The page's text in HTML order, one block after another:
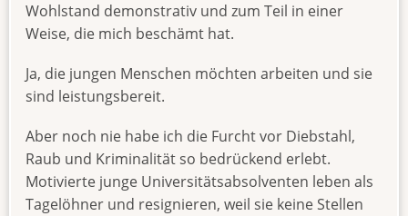
Wohlstand demonstrativ und zum Teil in einer
Weise, die mich beschämt hat.
Ja, die jungen Menschen möchten arbeiten und sie
sind leistungsbereit.
Aber noch nie habe ich die Furcht vor Diebstahl,
Raub und Kriminalität so bedrückend erlebt.
Motivierte junge Universitätsabsolventen leben als
Tagelöhner und resignieren, weil sie keine Stellen